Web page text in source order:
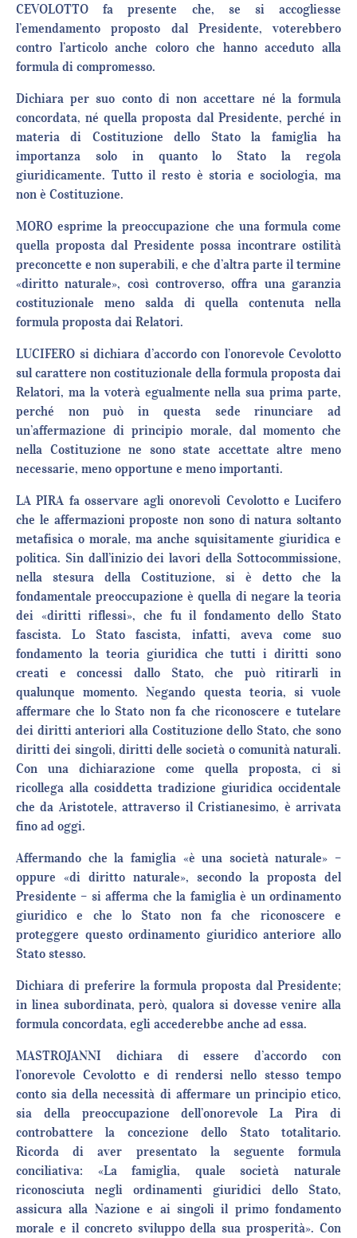
CEVOLOTTO fa presente che, se si accogliesse
l’emendamento proposto dal Presidente, voterebbero
contro l’articolo anche coloro che hanno acceduto alla
formula di compromesso.
Dichiara per suo conto di non accettare né la formula
concordata, né quella proposta dal Presidente, perché in
materia di Costituzione dello Stato la famiglia ha
importanza solo in quanto lo Stato la regola
giuridicamente. Tutto il resto è storia e sociologia, ma
non è Costituzione.
MORO esprime la preoccupazione che una formula come
quella proposta dal Presidente possa incontrare ostilità
preconcette e non superabili, e che d’altra parte il termine
«diritto naturale», così controverso, offra una garanzia
costituzionale meno salda di quella contenuta nella
formula proposta dai Relatori.
LUCIFERO si dichiara d’accordo con l’onorevole Cevolotto
sul carattere non costituzionale della formula proposta dai
Relatori, ma la voterà egualmente nella sua prima parte,
perché non può in questa sede rinunciare ad
un’affermazione di principio morale, dal momento che
nella Costituzione ne sono state accettate altre meno
necessarie, meno opportune e meno importanti.
LA PIRA fa osservare agli onorevoli Cevolotto e Lucifero
che le affermazioni proposte non sono di natura soltanto
metafisica o morale, ma anche squisitamente giuridica e
politica. Sin dall’inizio dei lavori della Sottocommissione,
nella stesura della Costituzione, si è detto che la
fondamentale preoccupazione è quella di negare la teoria
dei «diritti riflessi», che fu il fondamento dello Stato
fascista. Lo Stato fascista, infatti, aveva come suo
fondamento la teoria giuridica che tutti i diritti sono
creati e concessi dallo Stato, che può ritirarli in
qualunque momento. Negando questa teoria, si vuole
affermare che lo Stato non fa che riconoscere e tutelare
dei diritti anteriori alla Costituzione dello Stato, che sono
diritti dei singoli, diritti delle società o comunità naturali.
Con una dichiarazione come quella proposta, ci si
ricollega alla cosiddetta tradizione giuridica occidentale
che da Aristotele, attraverso il Cristianesimo, è arrivata
fino ad oggi.
Affermando che la famiglia «è una società naturale» –
oppure «di diritto naturale», secondo la proposta del
Presidente – si afferma che la famiglia è un ordinamento
giuridico e che lo Stato non fa che riconoscere e
proteggere questo ordinamento giuridico anteriore allo
Stato stesso.
Dichiara di preferire la formula proposta dal Presidente;
in linea subordinata, però, qualora si dovesse venire alla
formula concordata, egli accederebbe anche ad essa.
MASTROJANNI dichiara di essere d’accordo con
l’onorevole Cevolotto e di rendersi nello stesso tempo
conto sia della necessità di affermare un principio etico,
sia della preoccupazione dell’onorevole La Pira di
controbattere la concezione dello Stato totalitario.
Ricorda di aver presentato la seguente formula
conciliativa: «La famiglia, quale società naturale
riconosciuta negli ordinamenti giuridici dello Stato,
assicura alla Nazione e ai singoli il primo fondamento
morale e il concreto sviluppo della sua prosperità». Con